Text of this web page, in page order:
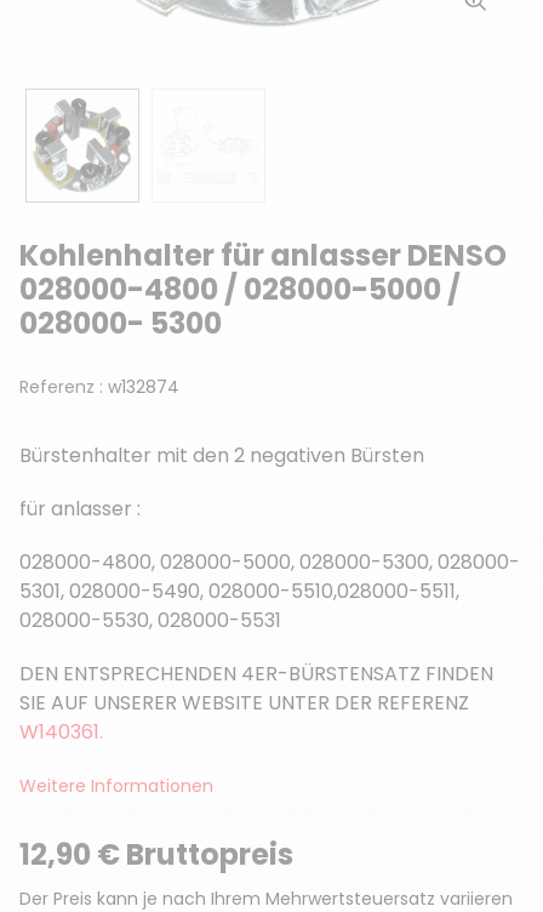
Kohlenhalter für anlasser DENSO
028000-4800 / 028000-5000 /
028000- 5300
Referenz : w132874
Bürstenhalter mit den 2 negativen Bürsten
für anlasser :
028000-4800, 028000-5000, 028000-5300, 028000-
5301, 028000-5490, 028000-5510,028000-5511,
028000-5530, 028000-5531
DEN ENTSPRECHENDEN 4ER-BÜRSTENSATZ FINDEN
SIE AUF UNSERER WEBSITE UNTER DER REFERENZ
W140361.
Weitere Informationen
12,90 € Bruttopreis
Der Preis kann je nach Ihrem Mehrwertsteuersatz variieren